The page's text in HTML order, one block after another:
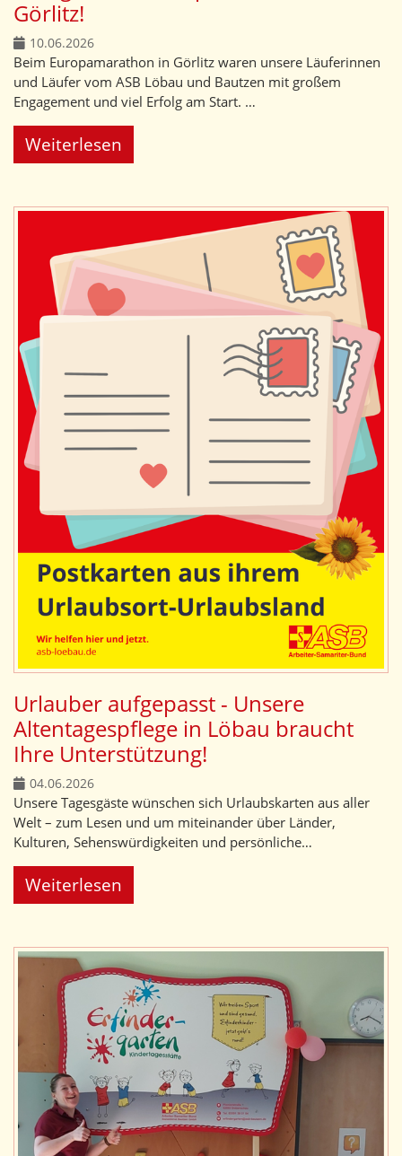
Görlitz!
10.06.2026
Beim Europamarathon in Görlitz waren unsere Läuferinnen
und Läufer vom ASB Löbau und Bautzen mit großem
Engagement und viel Erfolg am Start. …
Weiterlesen
Urlauber aufgepasst - Unsere
Altentagespflege in Löbau braucht
Ihre Unterstützung!
04.06.2026
Unsere Tagesgäste wünschen sich Urlaubskarten aus aller
Welt – zum Lesen und um miteinander über Länder,
Kulturen, Sehenswürdigkeiten und persönliche…
Weiterlesen